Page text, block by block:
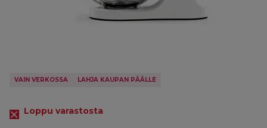
VAIN VERKOSSA LAHJA KAUPAN PÄÄLLE
Loppu varastosta